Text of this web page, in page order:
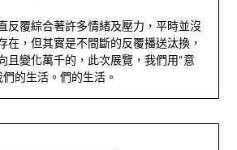
反覆綜合著許多情緒及壓力，平時並沒
在，但其實是不間斷的反覆播送汰換，
且變化萬千的，此次展覽，我們用“意
的生活。們的生活。